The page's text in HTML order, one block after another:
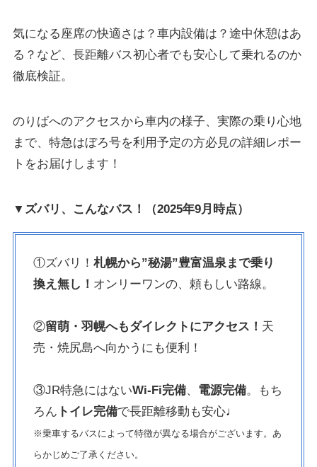
気になる座席の快適さは？車内設備は？途中休憩はあ
る？など、長距離バス初心者でも安心して乗れるのか
徹底検証。
のりばへのアクセスから車内の様子、実際の乗り心地
まで、特急はぼろ号を利用予定の方必見の詳細レポー
トをお届けします！
▼ズバリ、こんなバス！（2025年9月時点）
①ズバリ！札幌から”秘湯”豊富温泉まで乗り
換え無し！ オンリーワンの、頼もしい路線。
②留萌・羽幌へもダイレクトにアクセス！ 天
売・焼尻島へ向かうにも便利！
③JR特急にはないWi-Fi完備、 電源完備。もち
ろん トイレ完備で長距離移動も安心♩
※乗車するバスによって特徴が異なる場合がございます。あ
らかじめご了承ください。